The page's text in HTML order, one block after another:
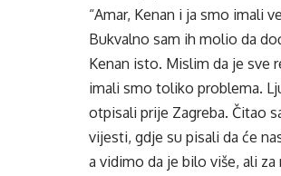
“Amar, Kenan i ja smo imali
Bukvalno sam ih molio da
Kenan isto. Mislim da je sve
imali smo toliko problema.
otpisali prije Zagreba. Čitao
vijesti, gdje su pisali da će
a vidimo da je bilo više, ali za